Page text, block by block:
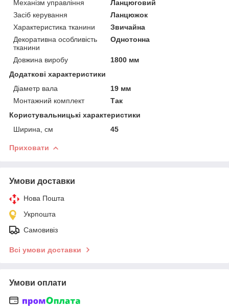
Механізм управління
Ланцюговий
Засіб керування
Ланцюжок
Характеристика тканини
Звичайна
Декоративна особливість
тканини
Однотонна
Довжина виробу
1800 мм
Додаткові характеристики
Діаметр вала
19 мм
Монтажний комплект
Так
Користувальницькі характеристики
Ширина, см
45
Приховати
Умови доставки
Нова Пошта
Укрпошта
Самовивіз
Всі умови доставки
Умови оплати